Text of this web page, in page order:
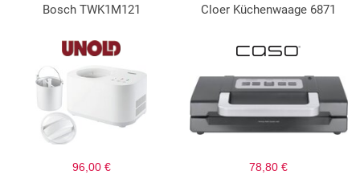
Bosch TWK1M121 Cloer Küchenwaage 6871
96,00 € 78,80 €